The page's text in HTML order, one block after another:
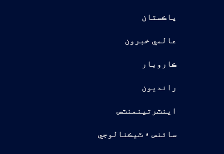
پاڪستان
عالمي خبرون
ڪاروبار
رانديون
اينٽرتينمنٽس
سائنس ۽ ٽيڪنالوجي